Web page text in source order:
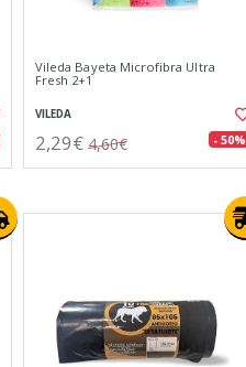
Vileda Bayeta Microfibra Ultra
Fresh 2+1
VILEDA
2,29€ 4,60€ - 50%